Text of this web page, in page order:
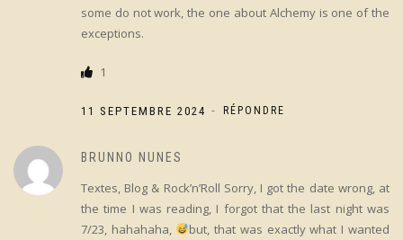
some do not work, the one about Alchemy is one of the
exceptions.
1
11 SEPTEMBRE 2024 - RÉPONDRE
BRUNNO NUNES
Textes, Blog & Rock’n’Roll Sorry, I got the date wrong, at
the time I was reading, I forgot that the last night was
7/23, hahahaha,
but, that was exactly what I wanted